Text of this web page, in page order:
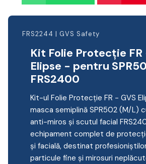
FRS2244 | GVS Safety
Kit Folie Protecție FR
Elipse - pentru
FRS2400
Kit-ul Folie Protecție FR - GVS
masca semiplină SPR502 (M/L)
anti-miros și scutul facial
echipament complet de
și facială, destinat
particule fine și mirosuri